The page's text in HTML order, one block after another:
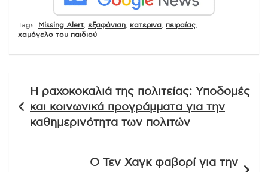
Tags: Missing Alert εξαφάνιση κατερινα πειραίας
χαμόγελο του παιδιού
άρθρων
Η ραχοκοκαλιά της πολιτείας: Υποδομές
και κοινωνικά προγράμματα για την
καθημερινότητα των πολιτών
Ο Τεν Χαγκ φαβορί για την